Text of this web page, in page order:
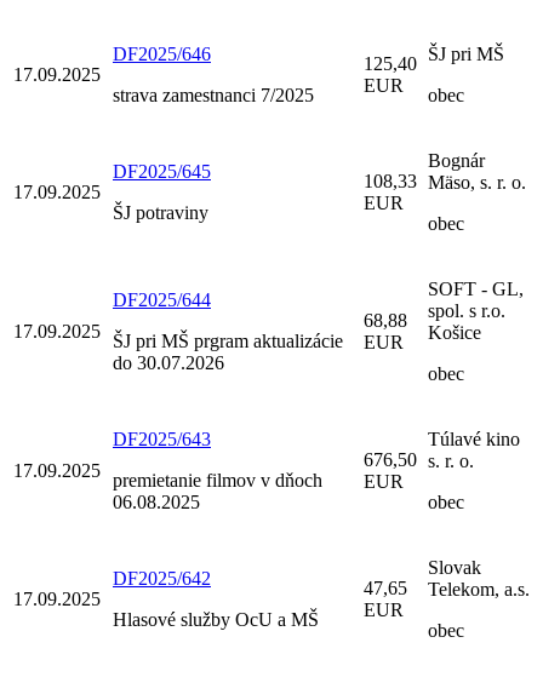
17.09.2025
DF2025/646
strava zamestnanci 7/2025
125,40
EUR
ŠJ pri MŠ
obec
17.09.2025
DF2025/645
ŠJ potraviny
108,33
EUR
Bognár
Mäso, s. r. o.
obec
17.09.2025
DF2025/644
ŠJ pri MŠ prgram aktualizácie
do 30.07.2026
68,88
EUR
SOFT - GL,
spol. s r.o.
Košice
obec
17.09.2025
DF2025/643
premietanie filmov v dňoch
06.08.2025
676,50
EUR
Túlavé kino
s. r. o.
obec
17.09.2025
DF2025/642
Hlasové služby OcU a MŠ
47,65
EUR
Slovak
Telekom, a.s.
obec